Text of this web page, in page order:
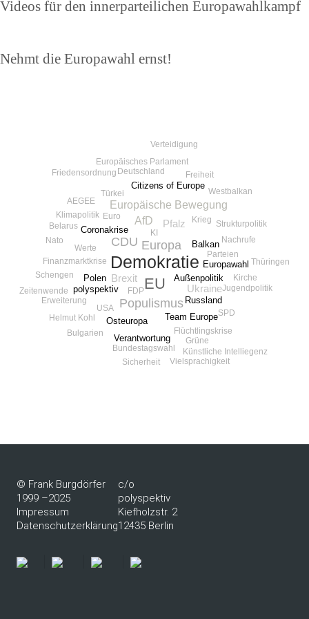
Vorheriger
Videos für den innerparteilichen Europawahlkampf
Nächster
Nehmt die Europawahl ernst!
Demokratie
EU
Europa
CDU
Populismus
AfD
Europäische Bewegung
Ukraine
Brexit
Pfalz
Osteuropa
polyspektiv
Europawahl
Team Europe
Russland
Balkan
Coronakrise
Außenpolitik
Citizens of Europe
Polen
Verantwortung
FDP
Finanzmarktkrise
Flüchtlingskrise
Bundestagswahl
Werte
Euro Krieg
Parteien
USA
Klimapolitik
Nachrufe
SPD
Deutschland
Europäisches Parlament
Grüne
Helmut Kohl
Jugendpolitik
Kirche
Sicherheit
Strukturpolitik
Türkei
Vielsprachigkeit
AEGEE
Belarus
Bulgarien
Erweiterung
Freiheit
Friedensordnung
KI
Künstliche Intelliegenz
Nato
Schengen
Thüringen
Verteidigung
Westbalkan
Zeitenwende
© Frank Burgdörfer
1999 –2025
Impressum
Datenschutzerklärung
c/o
polyspektiv
Kiefholzstr. 2
12435 Berlin